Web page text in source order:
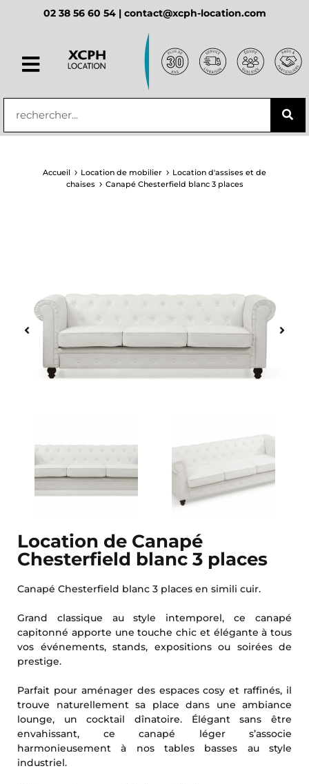
principal02 38 56 60 54 | contact@xcph-location.com
Accueil Location de mobilier
Location d'assises et de
chaises
Canapé Chesterfield blanc 3 places
Location de Canapé
Chesterfield blanc 3 places
Canapé Chesterfield blanc 3 places en simili cuir.
Grand classique au style intemporel, ce canapé
capitonné apporte une touche chic et élégante à tous
vos événements, stands, expositions ou soirées de
prestige.
Parfait pour aménager des espaces cosy et raffinés, il
trouve naturellement sa place dans une ambiance
lounge, un cocktail dînatoire. Élégant sans être
envahissant, ce canapé léger s’associe
harmonieusement à nos tables basses au style
industriel.